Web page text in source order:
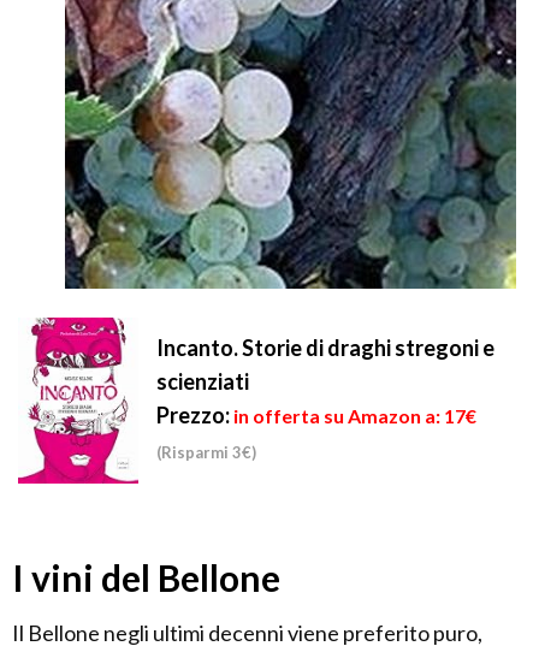
Incanto. Storie di draghi stregoni e
scienziati
Prezzo: in offerta su Amazon a: 17€
(Risparmi 3€)
I vini del Bellone
Il Bellone negli ultimi decenni viene preferito puro,